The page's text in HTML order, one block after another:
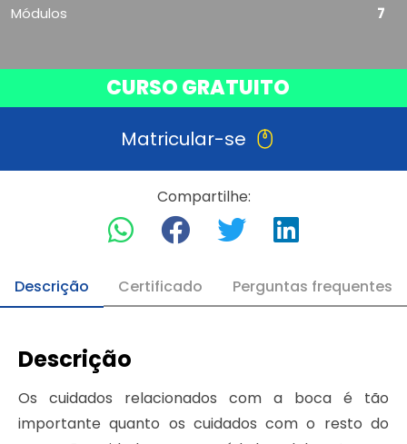
Módulos
7
CURSO GRATUITO
Matricular-se
Compartilhe:
Descrição Certificado Perguntas frequentes
Descrição
Os cuidados relacionados com a boca é tão
importante quanto os cuidados com o resto do